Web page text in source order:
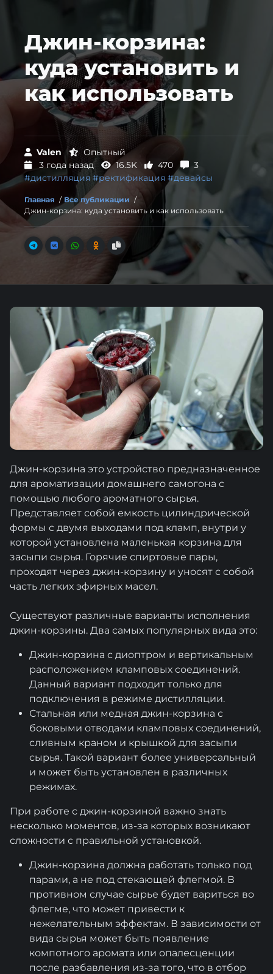
Джин-корзина:
куда установить и
как использовать
Valen
Опытный
3 года назад
16.5K 470
3
#дистилляция #ректификация #девайсы
Главная / Все публикации /
Джин-корзина: куда установить и как использовать
Джин-корзина это устройство предназначенное
для ароматизации домашнего самогона с
помощью любого ароматного сырья.
Представляет собой емкость цилиндрической
формы с двумя выходами под кламп, внутри у
которой установлена маленькая корзина для
засыпи сырья. Горячие спиртовые пары,
проходят через джин-корзину и уносят с собой
часть легких эфирных масел.
Существуют различные варианты исполнения
джин-корзины. Два самых популярных вида это:
Джин-корзина с диоптром и вертикальным
расположением кламповых соединений.
Данный вариант подходит только для
подключения в режиме дистилляции.
Стальная или медная джин-корзина с
боковыми отводами кламповых соединений,
сливным краном и крышкой для засыпи
сырья. Такой вариант более универсальный
и может быть установлен в различных
режимах.
При работе с джин-корзиной важно знать
несколько моментов, из-за которых возникают
сложности с правильной установкой.
Джин-корзина должна работать только под
парами, а не под стекающей флегмой. В
противном случае сырье будет вариться во
флегме, что может привести к
нежелательным эффектам. В зависимости от
вида сырья может быть появление
компотного аромата или опалесценции
после разбавления из-за того, что в отбор